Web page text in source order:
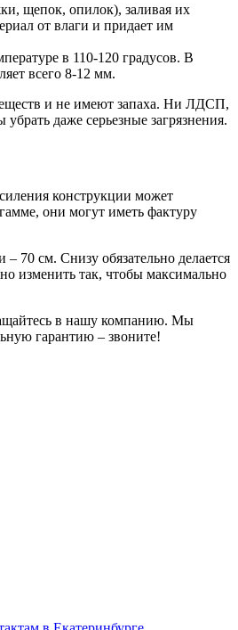
щепок, опилок), заливая их
от влаги и придает им
в 110-120 градусов. В
всего 8-12 мм.
и не имеют запаха. Ни ЛДСП,
даже серьезные загрязнения.
конструкции может
они могут иметь фактуру
70 см. Снизу обязательно делается
изменить так, чтобы максимально
в нашу компанию. Мы
гарантию – звоните!